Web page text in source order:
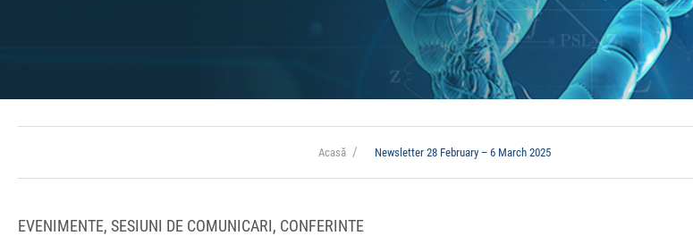
Acasă Newsletter 28 February – 6 March 2025
EVENIMENTE, SESIUNI DE COMUNICARI, CONFERINTE